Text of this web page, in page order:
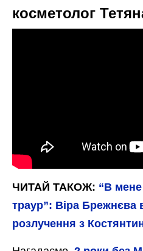
косметолог
ЧИТАЙ ТАКОЖ: “В мене
траур”: Віра Брежнєва
розлучення з